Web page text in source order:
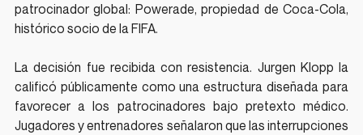
patrocinador global: Powerade, propiedad de Coca-Cola,
histórico socio de la FIFA.
La decisión fue recibida con resistencia. Jurgen Klopp la
calificó públicamente como una estructura diseñada para
favorecer a los patrocinadores bajo pretexto médico.
Jugadores y entrenadores señalaron que las interrupciones